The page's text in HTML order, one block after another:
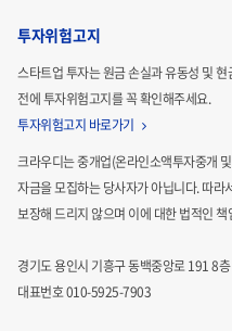
투자위험고지
스타트업 투자는 원금 손실과 유동성 및
전에 투자위험고지를 꼭 확인해주세요.
투자위험고지 바로가기
크라우디는 중개업(온라인소액투자중개
자금을 모집하는당사자가 아닙니다. 따라
보장해 드리지 않으며 이에 대한 법적인 책
경기도 용인시 기흥구 동백중앙로 191 8
대표번호 010-5925-7903